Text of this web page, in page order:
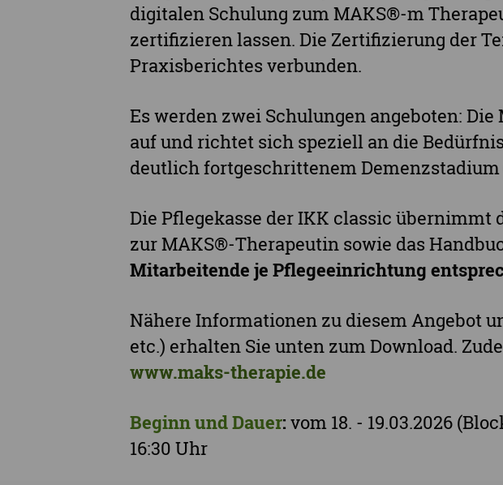
digitalen Schulung zum MAKS®-m
zertifizieren lassen. Die Zertifizierung der
Praxisberichtes verbunden.
Es werden zwei Schulungen angeboten: Die
auf und richtet sich speziell an die
deutlich fortgeschrittenem Demenzstadium
Die Pflegekasse der IKK classic
zur MAKS®-Therapeutin sowie das
Mitarbeitende je Pflegeeinrichtung
Nähere Informationen zu diesem Angebot
etc.) erhalten Sie unten zum Download.
www.maks-therapie.de
Beginn und Dauer: vom 18. - 19.03.2026
16:30 Uhr